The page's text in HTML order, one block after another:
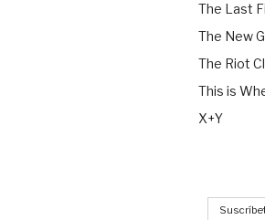
The Last
The New
The Riot
This is
X+Y